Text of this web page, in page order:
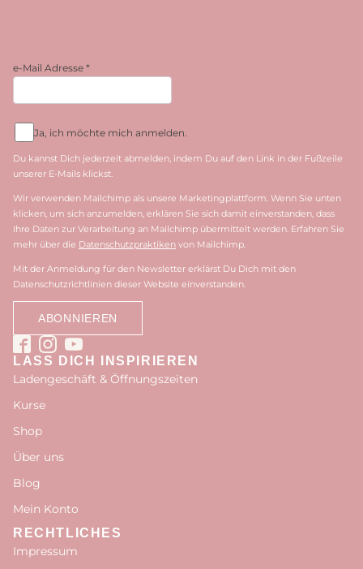
e-Mail Adresse *
Ja, ich möchte mich anmelden.
Du kannst Dich jederzeit abmelden, indem Du auf den Link in der Fußzeile
unserer E-Mails klickst.
Wir verwenden Mailchimp als unsere Marketingplattform. Wenn Sie unten
klicken, um sich anzumelden, erklären Sie sich damit einverstanden, dass
Ihre Daten zur Verarbeitung an Mailchimp übermittelt werden. Erfahren Sie
mehr über die Datenschutzpraktiken von Mailchimp.
Mit der Anmeldung für den Newsletter erklärst Du Dich mit den
Datenschutzrichtlinien dieser Website einverstanden.
LASS DICH INSPIRIEREN
Ladengeschäft & Öffnungszeiten
Kurse
Shop
Über uns
Blog
Mein Konto
RECHTLICHES
Impressum